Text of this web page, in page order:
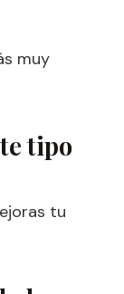
muy
tipo
tu